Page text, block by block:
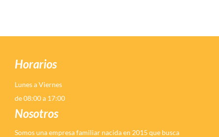
Horarios
Lunes a Viernes
de 08:00 a 17:00
Nosotros
Somos una empresa familiar nacida en 2015 que busca